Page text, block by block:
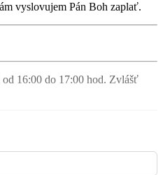
vyslovujem Pán Boh zaplať.
od 16:00 do 17:00 hod. Zvlášť